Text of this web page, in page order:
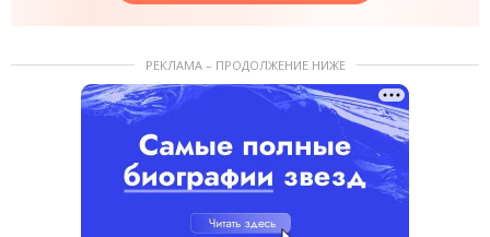
РЕКЛАМА – ПРОДОЛЖЕНИЕ НИЖЕ